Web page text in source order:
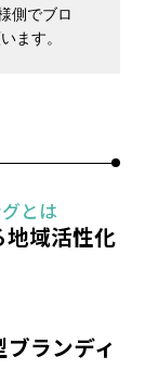
側でブロ
ます。
とは
域活性化
ランディ